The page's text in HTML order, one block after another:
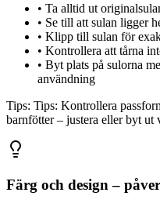
• Ta alltid ut
• Se till att sulan ligger
• Klipp till sulan för
• Kontrollera att tårna
• Byt plats på sulorna
användning
Tips: Tips: Kontrollera
barnfötter – justera eller byt ut
Färg och design –